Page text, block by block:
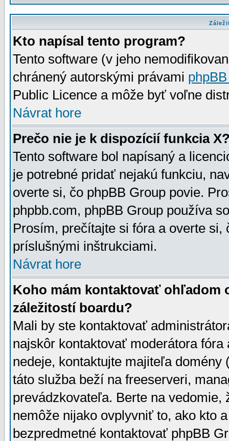
Kto napísal tento program?
Tento software (v jeho
chránený autorskými právami
Public Licence a môže byť voľne
Návrat hore
Prečo nie je k dispozícií funkcia
Tento software bol napísaný a
je potrebné pridať nejakú funkciu,
overte si, čo phpBB Group povie.
phpbb.com, phpBB Group používa
Prosím, prečítajte si fóra a overte
príslušnými inštrukciami.
Návrat hore
Koho mám kontaktovať ohľadom
záležitostí boardu?
Mali by ste kontaktovať
najskôr kontaktovať moderátora
nedeje, kontaktujte majiteľa
táto služba beží na freeserveri,
prevádzkovateľa. Berte na vedomie,
nemôže nijako ovplyvniť to, ako kto
bezpredmetné kontaktovať phpBB